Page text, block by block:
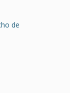
de